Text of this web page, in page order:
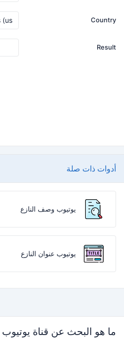
Country
Result
أدوات ذات صلة
يوتيوب وصف النازع
يوتيوب عنوان النازع
ما هو البحث عن قناة يوتيوب